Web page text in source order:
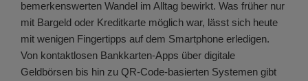
bemerkenswerten Wandel im Alltag bewirkt. Was früher nur
mit Bargeld oder Kreditkarte möglich war, lässt sich heute
mit wenigen Fingertipps auf dem Smartphone erledigen.
Von kontaktlosen Bankkarten-Apps über digitale
Geldbörsen bis hin zu QR-Code-basierten Systemen gibt